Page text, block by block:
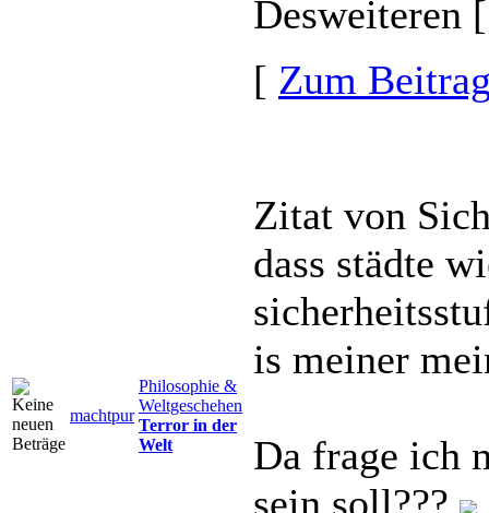
Desweiteren
[ Zum
machtpur
Philosophie &
Weltgeschehen
Terror in der
Welt
Zitat von
dass städte
is meiner
Da frage ich
sein soll???